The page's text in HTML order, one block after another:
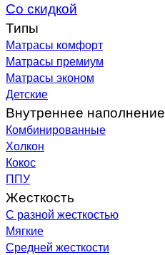
Со скидкой
Типы
Матрасы комфорт
Матрасы премиум
Матрасы эконом
Детские
Внутреннее наполнение
Комбинированные
Холкон
Кокос
ППУ
Жесткость
С разной жесткостью
Мягкие
Средней жесткости